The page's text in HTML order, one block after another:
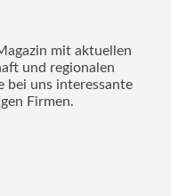
mit aktuellen
und regionalen
bei uns interessante
Firmen.